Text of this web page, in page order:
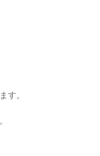
す。